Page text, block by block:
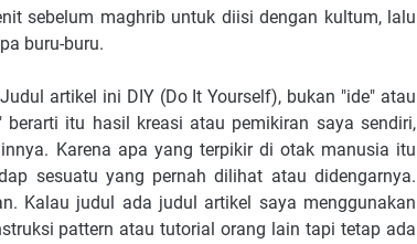
sebelum maghrib untuk diisi dengan kultum, lalu
buru-buru.
artikel ini DIY (Do It Yourself), bukan "ide" atau
itu hasil kreasi atau pemikiran saya sendiri,
Karena apa yang terpikir di otak manusia itu
sesuatu yang pernah dilihat atau didengarnya.
Kalau judul ada judul artikel saya menggunakan
pattern atau tutorial orang lain tapi tetap ada